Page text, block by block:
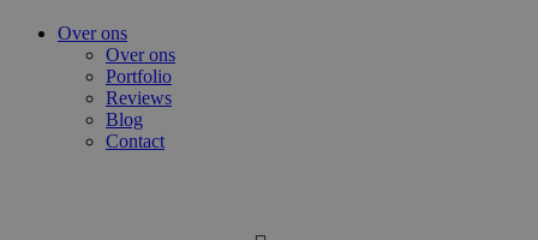
Over ons
Over ons
Portfolio
Reviews
Blog
Contact